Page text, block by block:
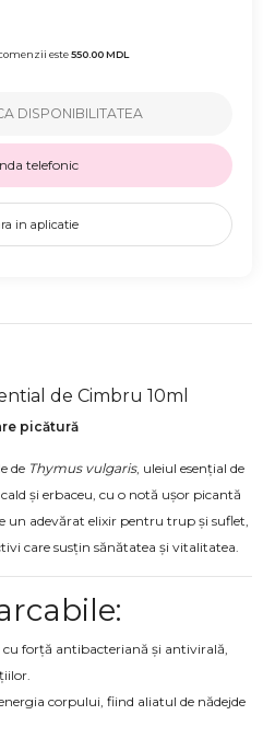
este550.00MDL
DISPONIBILITATEA
telefonic
in aplicatie
de Cimbru 10ml
picătură
de Thymus vulgaris, uleiul esențial de
și erbaceu, cu o notă ușor picantă
un adevărat elixir pentru trup și suflet,
care susțin sănătatea și vitalitatea.
cu forță antibacteriană și antivirală,
corpului, fiind aliatul de nădejde